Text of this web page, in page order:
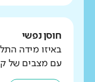
חוסן נפשי
באיזו מידה
עם מצבים של